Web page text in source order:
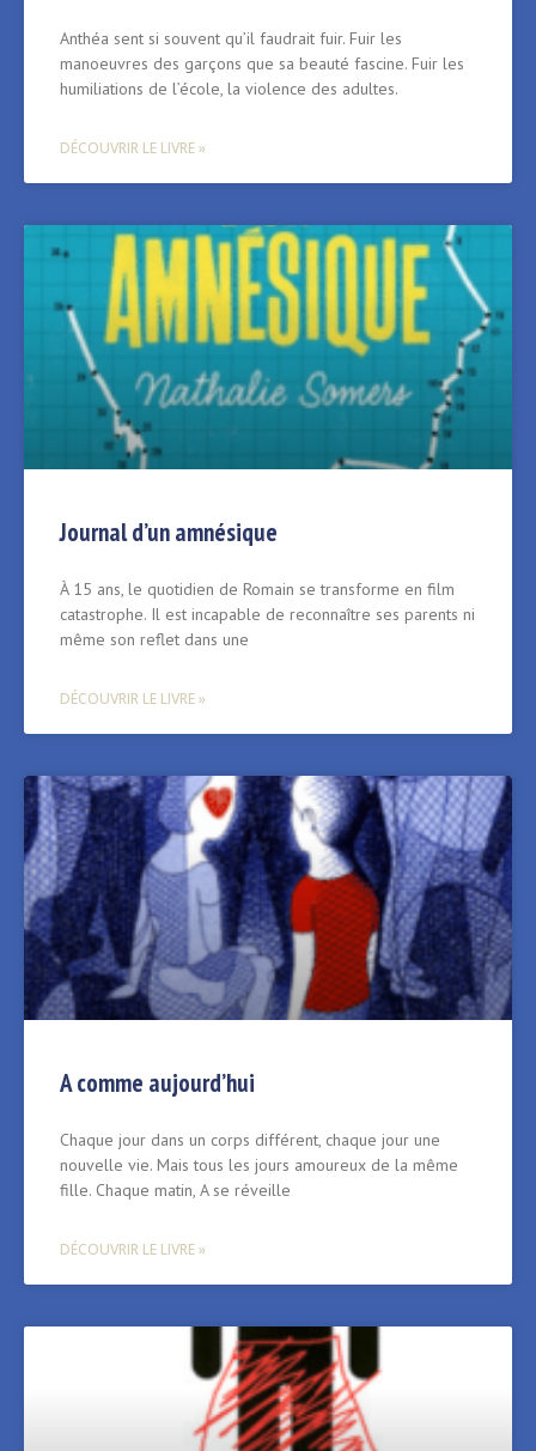
Anthéa sent si souvent qu’il faudrait fuir. Fuir les
manoeuvres des garçons que sa beauté fascine. Fuir les
humiliations de l’école, la violence des adultes.
DÉCOUVRIR LE LIVRE »
Journal d’un amnésique
À 15 ans, le quotidien de Romain se transforme en film
catastrophe. Il est incapable de reconnaître ses parents ni
même son reflet dans une
DÉCOUVRIR LE LIVRE »
A comme aujourd’hui
Chaque jour dans un corps différent, chaque jour une
nouvelle vie. Mais tous les jours amoureux de la même
fille. Chaque matin, A se réveille
DÉCOUVRIR LE LIVRE »